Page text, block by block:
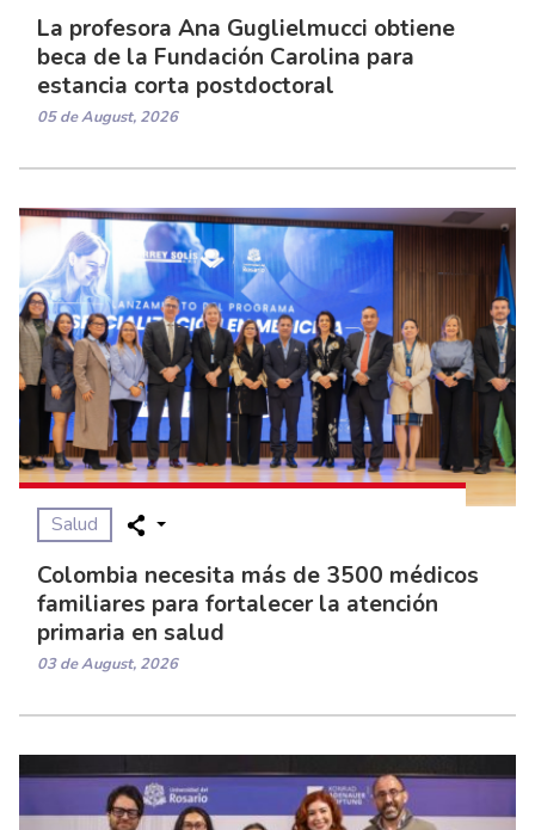
La profesora Ana Guglielmucci obtiene
beca de la Fundación Carolina para
estancia corta postdoctoral
05 de August, 2026
Salud
Colombia necesita más de 3500 médicos
familiares para fortalecer la atención
primaria en salud
03 de August, 2026